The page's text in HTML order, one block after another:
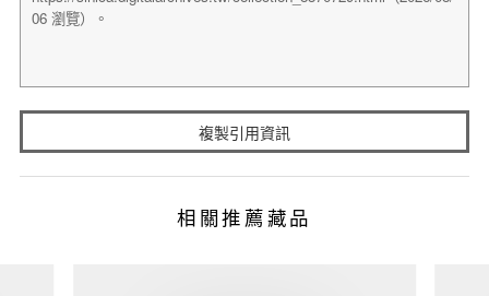
複製引用資訊
相關推薦藏品